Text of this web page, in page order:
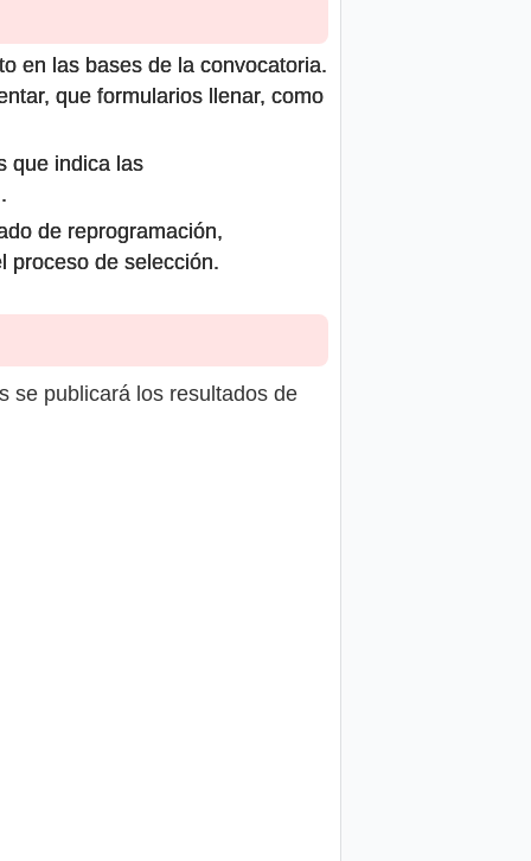
en las bases de la convocatoria.
que formularios llenar, como
que indica las
de reprogramación,
proceso de selección.
se publicará los resultados de